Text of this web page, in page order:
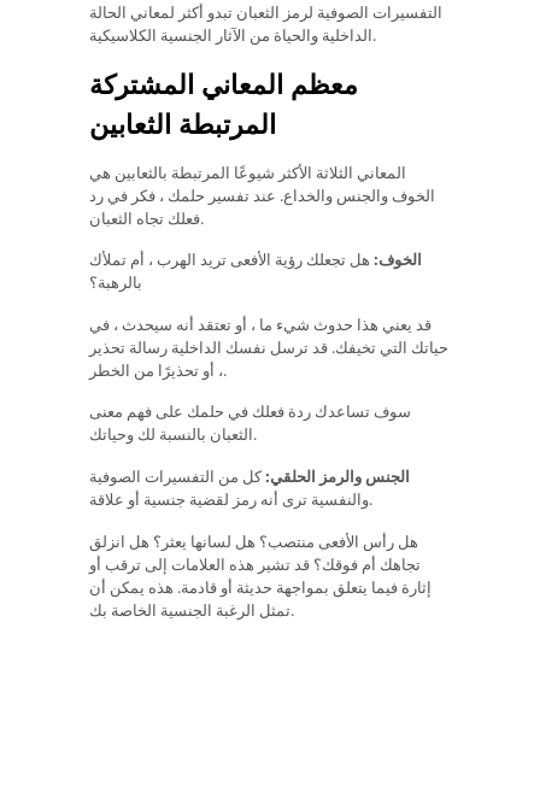
التفسيرات الصوفية لرمز الثعبان تبدو أكثر لمعاني الحالة
الداخلية والحياة من الآثار الجنسية الكلاسيكية.
معظم المعاني المشتركة
المرتبطة الثعابين
المعاني الثلاثة الأكثر شيوعًا المرتبطة بالثعابين هي
الخوف والجنس والخداع. عند تفسير حلمك ، فكر في رد
فعلك تجاه الثعبان.
الخوف: هل تجعلك رؤية الأفعى تريد الهرب ، أم تملأك
بالرهبة؟
قد يعني هذا حدوث شيء ما ، أو تعتقد أنه سيحدث ، في
حياتك التي تخيفك. قد ترسل نفسك الداخلية رسالة تحذير
، أو تحذيرًا من الخطر.
سوف تساعدك ردة فعلك في حلمك على فهم معنى
الثعبان بالنسبة لك وحياتك.
الجنس والرمز الحلقي:كل من التفسيرات الصوفية
والنفسية ترى أنه رمز لقضية جنسية أو علاقة.
هل رأس الأفعى منتصب؟ هل لسانها يعثر؟ هل انزلق
تجاهك أم فوقك؟ قد تشير هذه العلامات إلى ترقب أو
إثارة فيما يتعلق بمواجهة حديثة أو قادمة. هذه يمكن أن
تمثل الرغبة الجنسية الخاصة بك.